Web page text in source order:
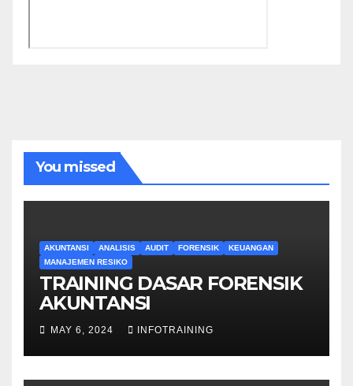
You missed
AKUNTANSI ANALISIS AUDIT FORENSIK
KEUANGAN
MANAJEMEN RESIKO
TRAINING DASAR FORENSIK
AKUNTANSI
MAY 6, 2024 INFOTRAINING